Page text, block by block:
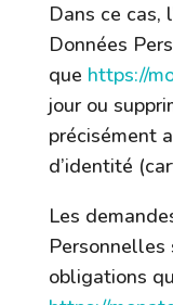
Dans ce cas,
Données
que https://
jour ou
précisément
d’identité
Les
Personnelles
obligations